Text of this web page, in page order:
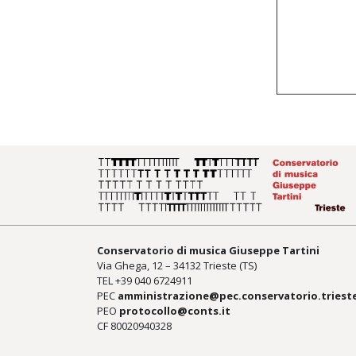
Conservatorio di musica Giuseppe Tartini
Via Ghega, 12 – 34132 Trieste (TS)
TEL +39040 6724911
PEC
PEO protocollo@conts.it
CF 80020940328